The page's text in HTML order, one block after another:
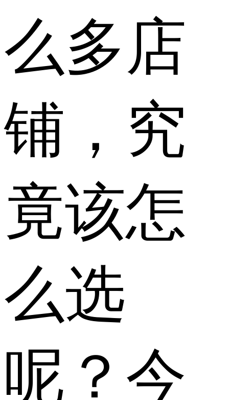
么多店
铺，究
竟该怎
么选
呢？今